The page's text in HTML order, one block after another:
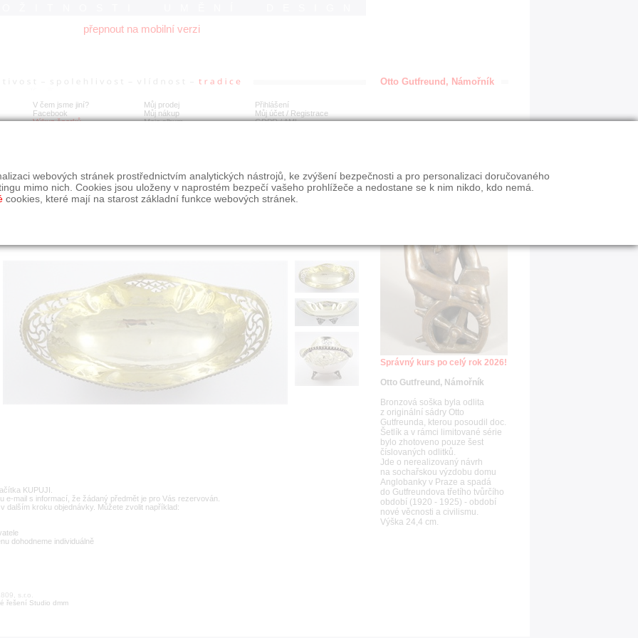
přepnout na mobilní verzi
V čem jsme jiní?
Facebook
Výkup šperků
Můj prodej
Můj nákup
Moje album
Přihlášení
Můj účet / Registrace
GDPR/AML
zlacená oválná větší miska
KUPUJI.
mail s informací, že žádaný předmět je pro Vás rezervován.
dalším kroku objednávky. Můžete zvolit například:
dohodneme individuálně
s.r.o.
řešení Studio dmm
Otto Gutfreund, Námořník
Správný kurs po celý rok 2026!
Otto Gutfreund, Námořník
Bronzová soška byla odlita
z originální sádry Otto
Gutfreunda, kterou posoudil doc.
Šetlík a v rámci limitované série
bylo zhotoveno pouze šest
číslovaných odlitků.
Jde o nerealizovaný návrh
na sochařskou výzdobu domu
Anglobanky v Praze a spadá
do Gutfreundova třetího tvůrčího
období (1920 - 1925) - období
nové věcnosti a civilismu.
Výška 24,4 cm.
webových stránek prostřednictvím analytických nástrojů, ke zvýšení bezpečnosti a pro personalizaci doručovaného
mimo nich. Cookies jsou uloženy v naprostém bezpečí vašeho prohlížeče a nedostane se k nim nikdo, kdo nemá.
cookies, které mají na starost základní funkce webových stránek.